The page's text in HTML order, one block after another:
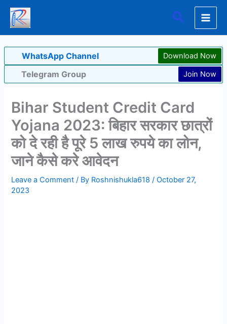
Skip
content
Search
WhatsApp Channel Download Now
Telegram Group Join Now
Bihar Student Credit Card
Yojana 2023: बिहार सरकार छात्रों
को दे रही है पूरे 5 लाख रुपये का लोन,
जाने कैसे करे आवेदन
Leave a Comment / By Roshnishukla618/October 27,
2023